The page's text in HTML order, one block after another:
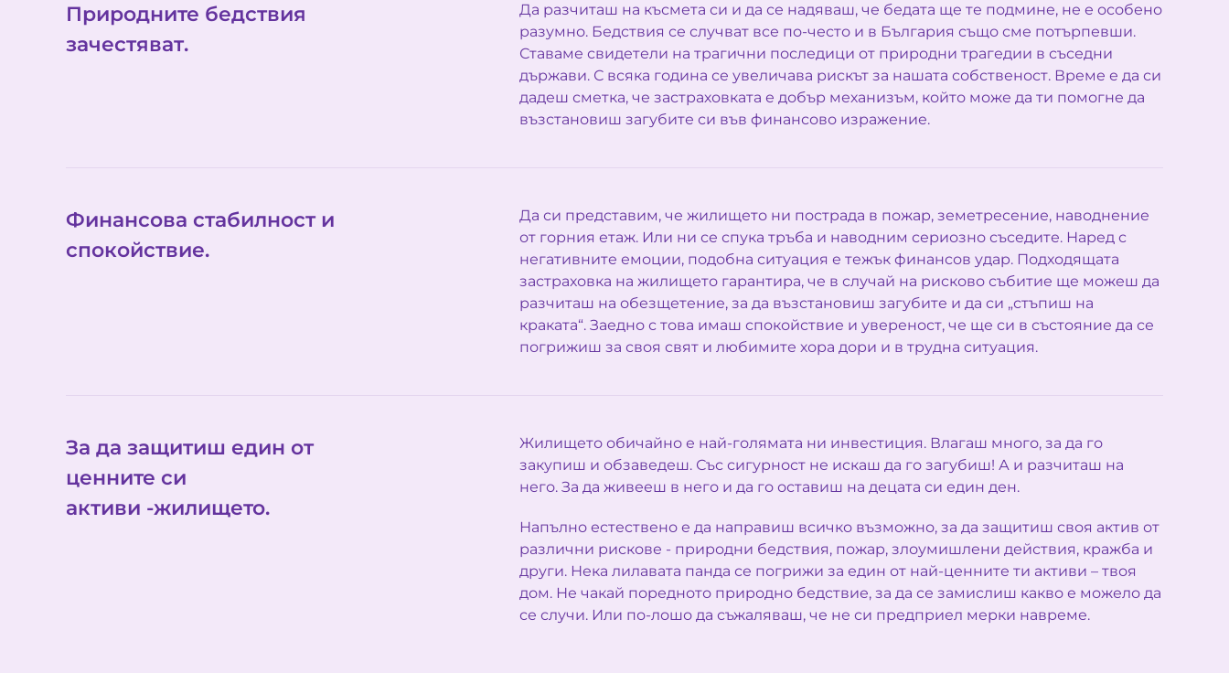
Природните бедствия
зачестяват.
Да разчиташ на късмета си и да се надяваш, че бедата ще те подмине, не е особено
разумно. Бедствия се случват все по-често и в България също сме потърпевши.
Ставаме свидетели на трагични последици от природни трагедии в съседни
държави. С всяка година се увеличава рискът за нашата собственост. Време е да си
дадеш сметка, че застраховката е добър механизъм, който може да ти помогне да
възстановиш загубите си във финансово изражение.
Финансова стабилност и
спокойствие.
Да си представим, че жилището ни пострада в пожар, земетресение, наводнение
от горния етаж. Или ни се спука тръба и наводним сериозно съседите. Наред с
негативните емоции, подобнa ситуация е тежък финансов удар. Подходящата
застраховка на жилището гарантира, че в случай на рисково събитие ще можеш да
разчиташ на обезщетение, за да възстановиш загубите и да си „стъпиш на
краката“. Заедно с това имаш спокойствие и увереност, че ще си в състояние да се
погрижиш за своя свят и любимите хора дори и в трудна ситуация.
За да защитиш един от
ценните си
активи -жилището.
Жилището обичайно е най-голямата ни инвестиция. Влагаш много, за да го
закупиш и обзаведеш. Със сигурност не искаш да го загубиш! А и разчиташ на
него. За да живееш в него и да го оставиш на децата си един ден.
Напълно естествено е да направиш всичко възможно, за да защитиш своя актив от
различни рискове - природни бедствия, пожар, злоумишлени действия, кражба и
други. Нека лилавата панда се погрижи за един от най-ценните ти активи – твоя
дом. Не чакай поредното природно бедствие, за да се замислиш какво е можело да
се случи. Или по-лошо да съжаляваш, че не си предприел мерки навреме.